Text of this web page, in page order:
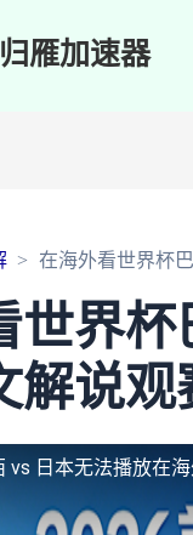
归雁加速器
在海外看世界杯
世界杯
解说观
vs 日本无法播放在